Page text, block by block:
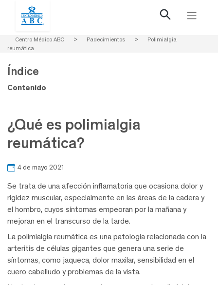
Centro Médico ABC > Padecimientos >
Polimialgia
reumática
¿Qué es polimialgia
reumática?
4 de mayo 2021
Se trata de una afección inflamatoria que ocasiona dolor y
rigidez muscular, especialmente en las áreas de la cadera y
el hombro, cuyos síntomas empeoran por la mañana y
mejoran en el transcurso de la tarde.
La polimialgia reumática es una patología relacionada con la
arteritis de células gigantes que genera una serie de
síntomas, como jaqueca, dolor maxilar, sensibilidad en el
cuero cabelludo y problemas de la vista.
Índice
Contenido